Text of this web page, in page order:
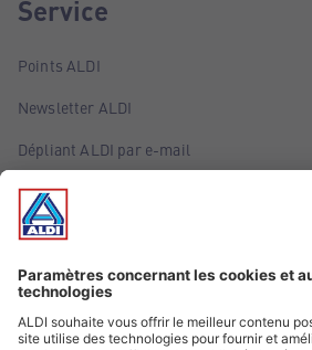
Service
Points ALDI
Newsletter ALDI
Dépliant ALDI par e-mail
Offres
Infos essentielles
Suivez ALDI Belgique